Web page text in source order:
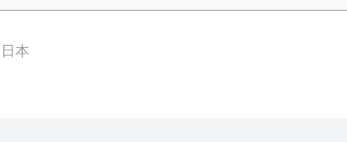
日本